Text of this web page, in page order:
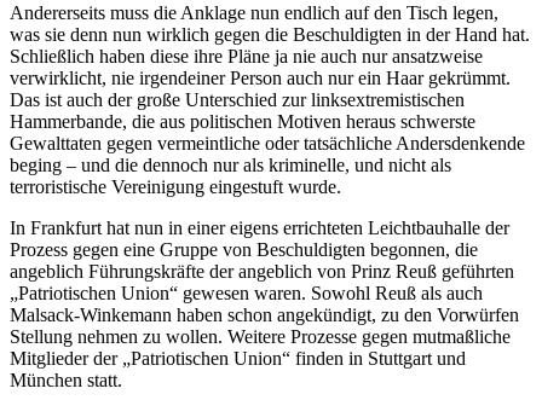
Andererseits muss die Anklage nun endlich auf den Tisch legen,
was sie denn nun wirklich gegen die Beschuldigten in der Hand hat.
Schließlich haben diese ihre Pläne ja nie auch nur ansatzweise
verwirklicht, nie irgendeiner Person auch nur ein Haar gekrümmt.
Das ist auch der große Unterschied zur linksextremistischen
Hammerbande, die aus politischen Motiven heraus schwerste
Gewalttaten gegen vermeintliche oder tatsächliche Andersdenkende
beging – und die dennoch nur als kriminelle, und nicht als
terroristische Vereinigung eingestuft wurde.
In Frankfurt hat nun in einer eigens errichteten Leichtbauhalle der
Prozess gegen eine Gruppe von Beschuldigten begonnen, die
angeblich Führungskräfte der angeblich von Prinz Reuß geführten
„Patriotischen Union“ gewesen waren. Sowohl Reuß als auch
Malsack-Winkemann haben schon angekündigt, zu den Vorwürfen
Stellung nehmen zu wollen. Weitere Prozesse gegen mutmaßliche
Mitglieder der „Patriotischen Union“ finden in Stuttgart und
München statt.